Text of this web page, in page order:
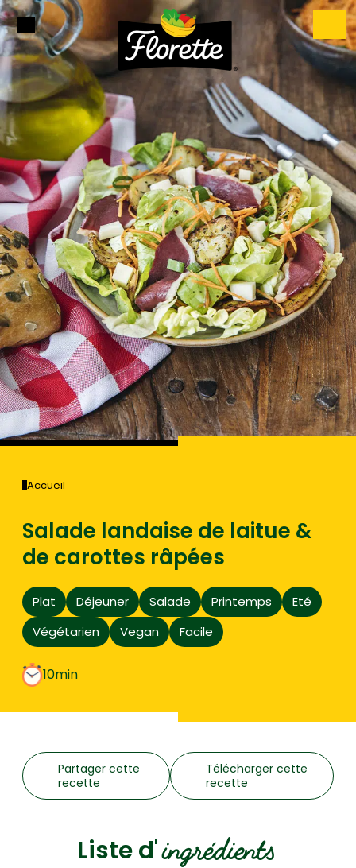
Accueil
Salade landaise de laitue &
de carottes râpées
Plat Déjeuner Salade Printemps
Eté
Végétarien
Vegan Facile
10min
Partager cette
recette
Télécharger cette
recette
Liste d'ingrédients